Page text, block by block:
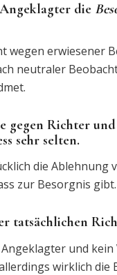
die
erwiesener
neutraler
Richter
sehr selten.
die Ablehnung
zur Besorgnis gibt.
tatsächlichen
und
wirklich